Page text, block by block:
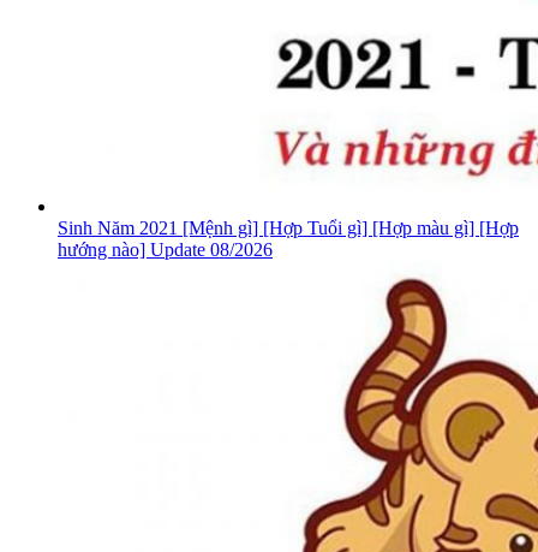
Sinh Năm 2021 [Mệnh gì] [Hợp Tuổi gì] [Hợp màu gì] [Hợp
hướng nào] Update 08/2026